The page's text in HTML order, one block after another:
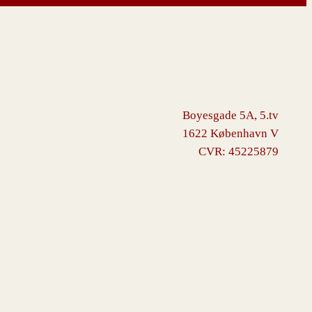
Boyesgade 5A, 5.tv
1622 København V
CVR: 45225879